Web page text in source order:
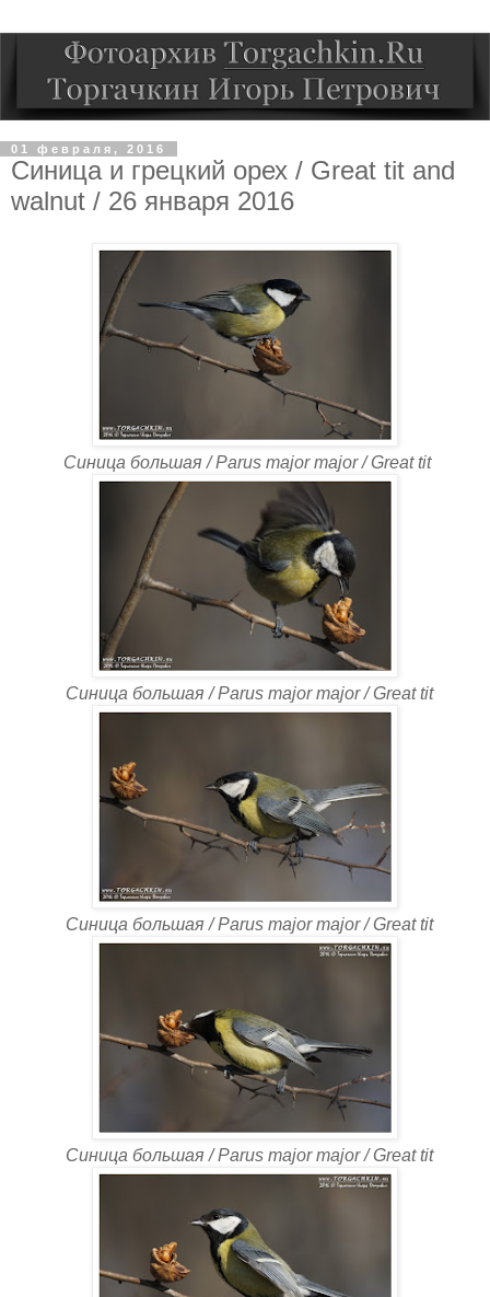
01 февраля, 2016
Синица и грецкий орех / Great tit and
walnut / 26 января 2016
Синица большая / Parus major major / Great tit
Синица большая / Parus major major / Great tit
Синица большая / Parus major major / Great tit
Синица большая / Parus major major / Great tit